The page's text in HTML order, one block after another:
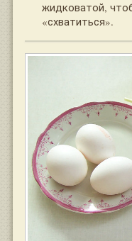
жидковатой,
«схватиться».